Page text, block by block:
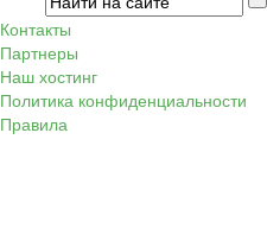
Контакты
Партнеры
Наш хостинг
Политика конфиденциальности
Правила